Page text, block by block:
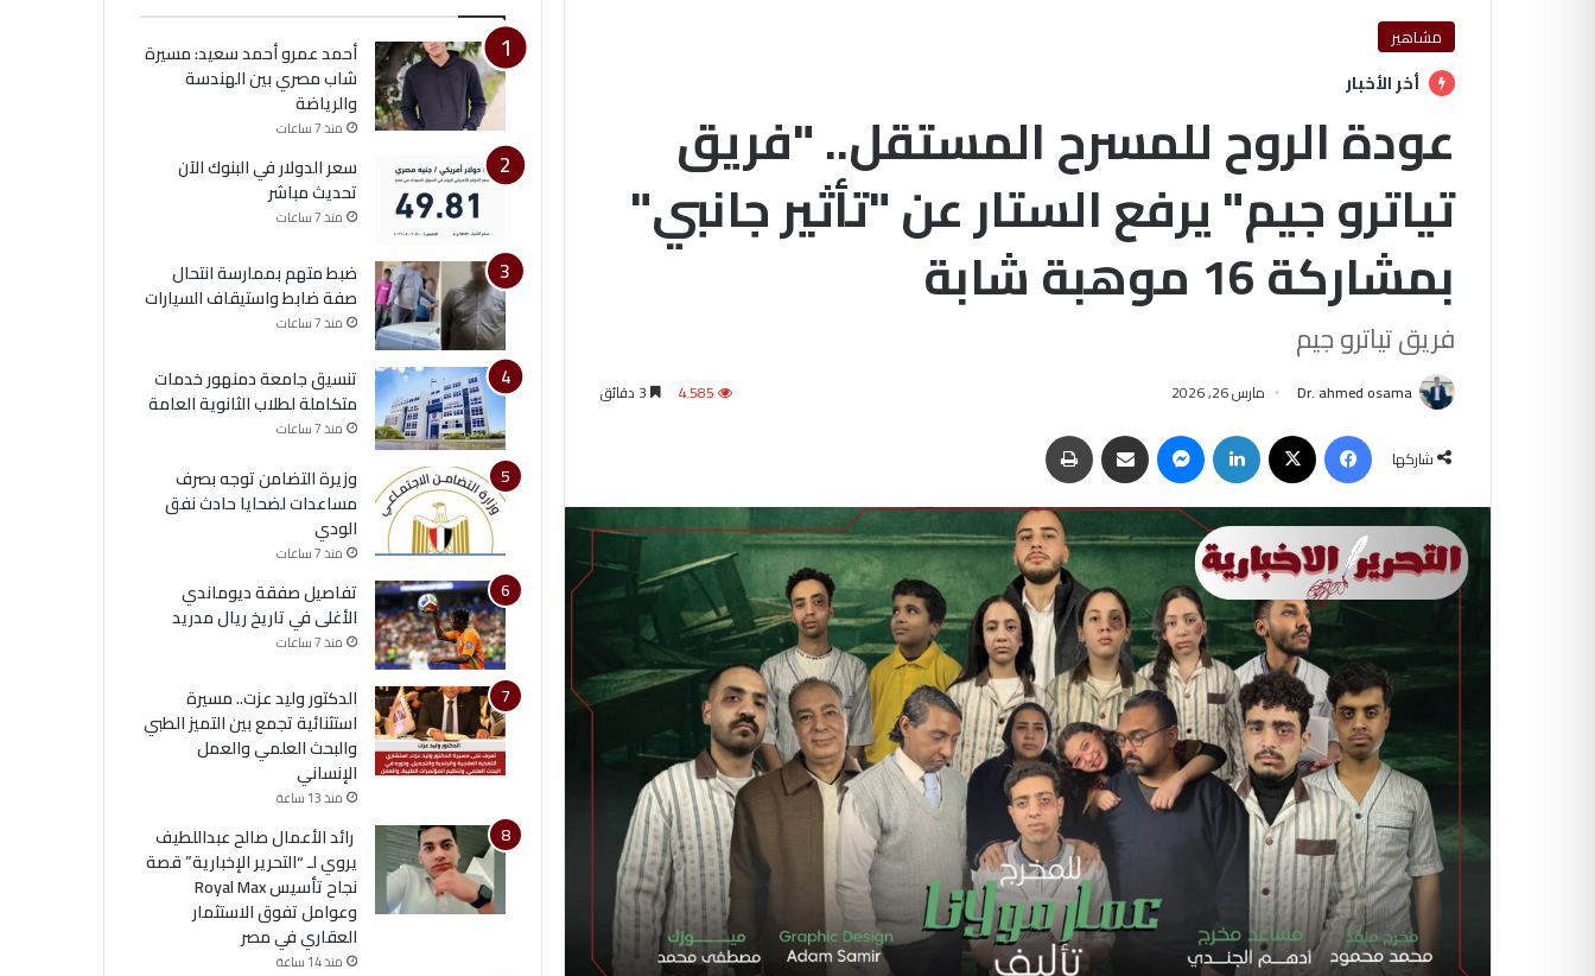
مشاهير
أخر الأخبار
عودة الروح للمسرح المستقل.. "فريق
تياترو جيم" يرفع الستار عن "تأثير جانبي"
بمشاركة 16 موهبة شابة
فريق تياترو جيم
Dr. ahmed osama مارس 26, 2026 4٬585
شاركها
أحمد عمرو أحمد سعيد: مسيرة
شاب مصري بين الهندسة
والرياضة
منذ 7 ساعات
سعر الدولار في البنوك الآن
تحديث مباشر
منذ 7 ساعات
ضبط متهم بممارسة انتحال
صفة ضابط واستيقاف السيارات
منذ 7 ساعات
تنسيق جامعة دمنهور خدمات
متكاملة لطلاب الثانوية العامة
منذ 7 ساعات
وزيرة التضامن توجه بصرف
مساعدات لضحايا حادث نفق
الودي
منذ 7 ساعات
تفاصيل صفقة ديوماندي
الأغلى في تاريخ ريال مدريد
منذ 7 ساعات
الدكتور وليد عزت.. مسيرة
استثنائية تجمع بين التميز الطبي
والبحث العلمي والعمل
الإنساني
منذ 13 ساعة
رائد الأعمال صالح عبداللطيف
يروي لـ “التحرير الإخبارية” قصة
نجاح تأسيس Royal Max
وعوامل تفوق الاستثمار
العقاري في مصر
منذ 14 ساعة